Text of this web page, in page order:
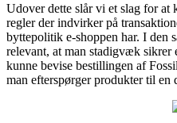
Udover dette slår vi et slag for at
regler der indvirker på
byttepolitik e-shoppen har. I den
relevant, at man stadigvæk sikrer
kunne bevise bestillingen af
man efterspørger produkter til en